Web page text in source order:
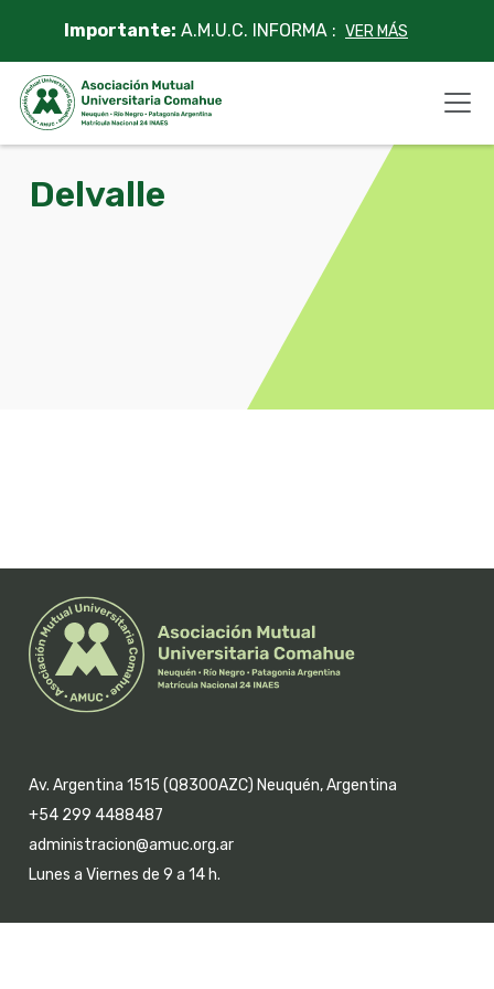
content
Importante: A.M.U.C. INFORMA : VER MÁS
Delvalle
Av. Argentina 1515 (Q8300AZC) Neuquén, Argentina
+54 299 4488487
administracion@amuc.org.ar
Lunes a Viernes de 9 a 14 h.